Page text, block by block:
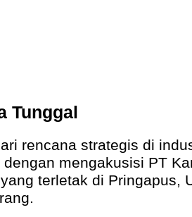
Tunggal
rencana strategis di
mengakusisi PT
terletak di Pringapus,